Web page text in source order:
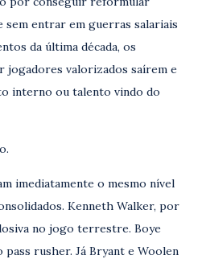
entrar em guerras salariais
da última década, os
jogadores valorizados saírem e
interno ou talento vindo do
imediatamente o mesmo nível
Kenneth Walker, por
no jogo terrestre. Boye
rusher. Já Bryant e Woolen